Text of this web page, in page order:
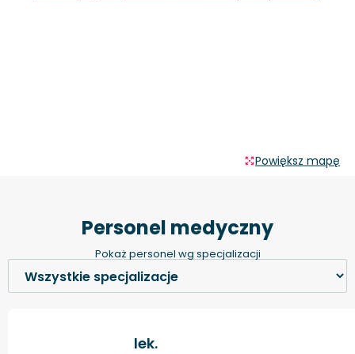
Powiększ mapę
Personel medyczny
Pokaż personel wg specjalizacji
lek.